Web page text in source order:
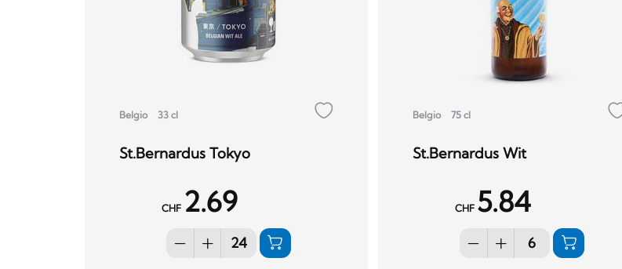
Belgio 33 cl
St.Bernardus Tokyo
CHF 2.69
Belgio 75 cl
St.Bernardus Wit
CHF 5.84